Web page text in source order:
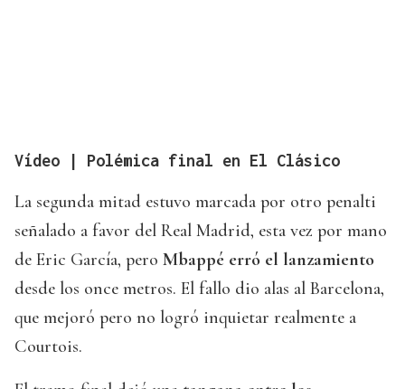
Vídeo | Polémica final en El Clásico
La segunda mitad estuvo marcada por otro penalti
señalado a favor del Real Madrid, esta vez por mano
de Eric García, pero Mbappé erró el lanzamiento
desde los once metros. El fallo dio alas al Barcelona,
que mejoró pero no logró inquietar realmente a
Courtois.